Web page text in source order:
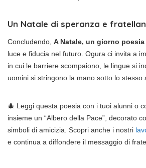
Un Natale di speranza e
Concludendo, A Natale, un giorno poesia
luce e fiducia nel futuro. Ogura ci invita a
in cui le barriere scompaiono, le lingue si
uomini si stringono la mano sotto lo stesso
🎄 Leggi questa poesia con i tuoi alunni o
insieme un “Albero della Pace”, decorato
simboli di amicizia. Scopri anche i nostri
e continua a diffondere il messaggio di